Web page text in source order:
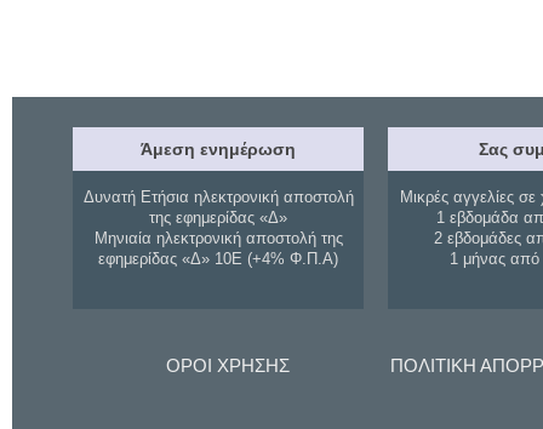
Άμεση ενημέρωση
Δυνατή Ετήσια ηλεκτρονική αποστολή
της εφημερίδας «Δ»
Μηνιαία ηλεκτρονική αποστολή της
εφημερίδας «Δ» 10Ε (+4% Φ.Π.Α)
Σας
Μικρές αγγελίες σε
1 εβδομάδα
2 εβδομάδες
1 μήνας
ΟΡΟΙ ΧΡΗΣΗΣ ΠΟΛΙΤΙΚΗ